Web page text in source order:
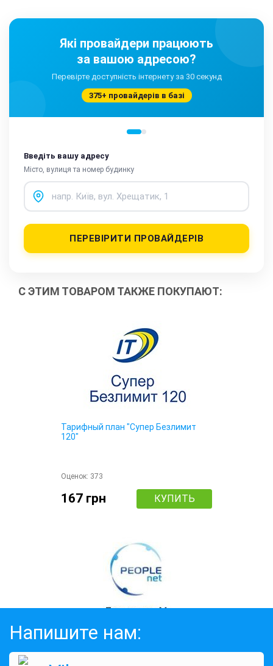
Які провайдери працюють
за вашою адресою?
Перевірте доступність інтернету за 30 секунд
375+ провайдерів в базі
Введіть вашу адресу
Місто, вулиця та номер будинку
ПЕРЕВІРИТИ ПРОВАЙДЕРІВ
С ЭТИМ ТОВАРОМ ТАКЖЕ ПОКУПАЮТ:
Тарифный план "Супер Безлимит
120"
Оценок: 373
167 грн КУПИТЬ
Напишите нам: